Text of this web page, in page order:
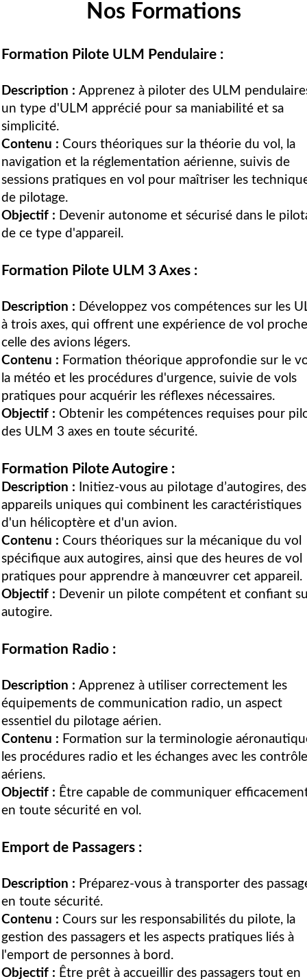
Nos Formations
Formation Pilote ULM Pendulaire :
Description : Apprenez à piloter des ULM
un type d'ULM apprécié pour sa maniabilité et sa
simplicité.
Contenu : Cours théoriques sur la théorie du vol, la
navigation et la réglementation aérienne, suivis de
sessions pratiques en vol pour maîtriser les
de pilotage.
Objectif : Devenir autonome et sécurisé dans le
de ce type d'appareil.
Formation Pilote ULM 3 Axes :
Description : Développez vos compétences sur les
à trois axes, qui offrent une expérience de vol
celle des avions légers.
Contenu : Formation théorique approfondie sur le
la météo et les procédures d'urgence, suivie de vols
pratiques pour acquérir les réflexes nécessaires.
Objectif : Obtenir les compétences requises pour
des ULM 3 axes en toute sécurité.
Formation Pilote Autogire :
Description : Initiez-vous au pilotage d’autogires, des
appareils uniques qui combinent les caractéristiques
d'un hélicoptère et d'un avion.
Contenu : Cours théoriques sur la mécanique du vol
spécifique aux autogires, ainsi que des heures de vol
pratiques pour apprendre à manœuvrer cet appareil.
Objectif : Devenir un pilote compétent et confiant
autogire.
Formation Radio :
Description : Apprenez à utiliser correctement les
équipements de communication radio, un aspect
essentiel du pilotage aérien.
Contenu : Formation sur la terminologie
les procédures radio et les échanges avec les
aériens.
Objectif : Être capable de communiquer
en toute sécurité en vol.
Emport de Passagers :
Description : Préparez-vous à transporter des
en toute sécurité.
Contenu : Cours sur les responsabilités du pilote, la
gestion des passagers et les aspects pratiques liés à
l'emport de personnes à bord.
Objectif : Être prêt à accueillir des passagers tout en